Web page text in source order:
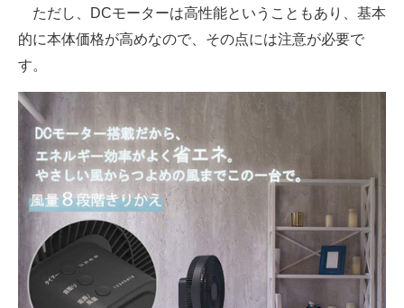
ただし、DCモーターは高性能ということもあり、基本
的に本体価格が高めなので、その点には注意が必要で
す。